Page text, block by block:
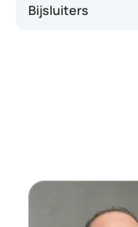
Bijsluiters